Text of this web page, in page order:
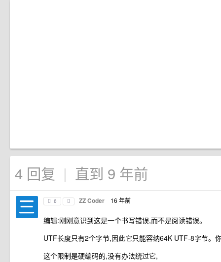
4 回复 | 直到 9 年前
6 ZZ Coder 16 年前
编辑:刚刚意识到这是一个书写错误,而不是阅读错误。
UTF长度只有2个字节,因此它只能容纳64K UTF-8字节。
这个限制是硬编码的,没有办法绕过它,